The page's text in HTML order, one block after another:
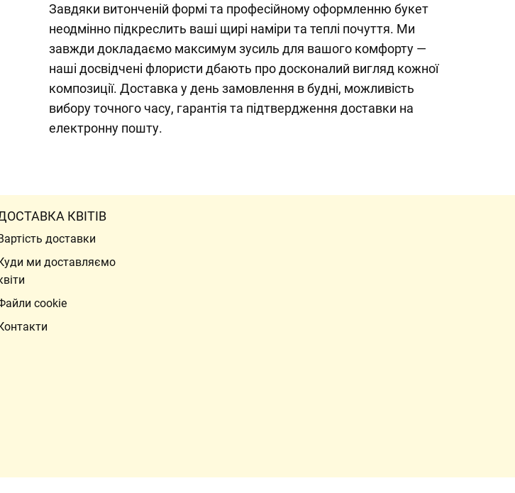
Завдяки витонченій формі та професійному оформленню букет
неодмінно підкреслить ваші щирі наміри та теплі почуття. Ми
завжди докладаємо максимум зусиль для вашого комфорту —
наші досвідчені флористи дбають про досконалий вигляд кожної
композиції. Доставка у день замовлення в будні, можливість
вибору точного часу, гарантія та підтвердження доставки на
електронну пошту.
КВІТІВ
доставки
ми доставляємо
cookie